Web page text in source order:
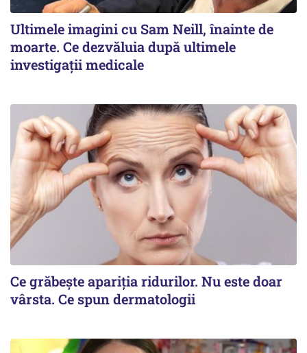
Ultimele imagini cu Sam Neill, înainte de
moarte. Ce dezvăluia după ultimele
investigații medicale
Ce grăbește apariția ridurilor. Nu este doar
vârsta. Ce spun dermatologii